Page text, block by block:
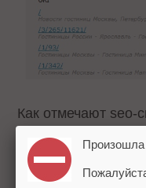
Как отмечают seo-
это скажется не
страниц, но и
точный подбор